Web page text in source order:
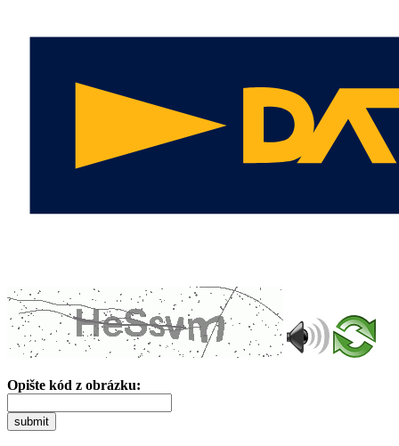
Opište kód z obrázku:
submit